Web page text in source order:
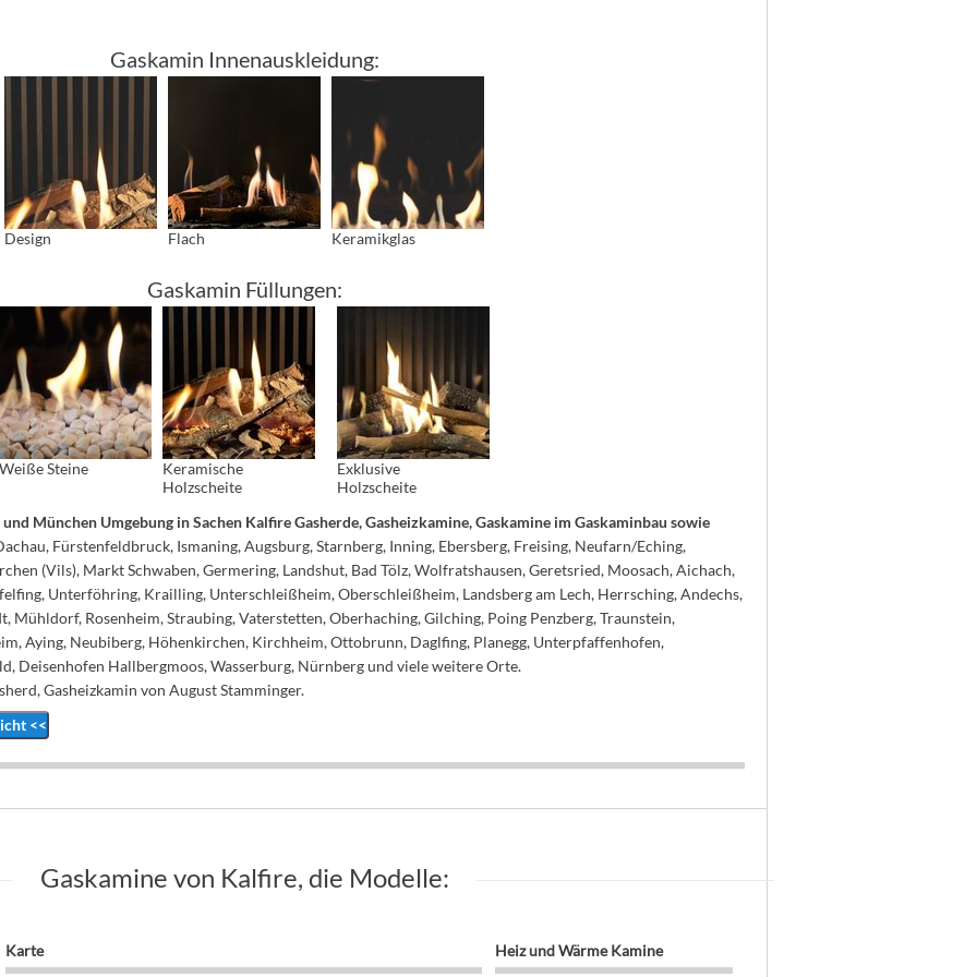
Gaskamin Innenauskleidung:
Design Flach Keramikglas
Gaskamin Füllungen:
Weiße Steine
Keramische
Holzscheite
Exklusive
Holzscheite
München Umgebung in Sachen Kalfire Gasherde, Gasheizkamine, Gaskamine im Gaskaminbau sowie
Fürstenfeldbruck, Ismaning, Augsburg, Starnberg, Inning, Ebersberg, Freising, Neufarn/Eching,
(Vils), Markt Schwaben, Germering, Landshut, Bad Tölz, Wolfratshausen, Geretsried, Moosach, Aichach,
Unterföhring, Krailling, Unterschleißheim, Oberschleißheim, Landsberg am Lech, Herrsching, Andechs,
Rosenheim, Straubing, Vaterstetten, Oberhaching, Gilching, Poing Penzberg, Traunstein,
Aying, Neubiberg, Höhenkirchen, Kirchheim, Ottobrunn, Daglfing, Planegg, Unterpfaffenhofen,
Deisenhofen Hallbergmoos, Wasserburg, Nürnberg und viele weitere Orte.
Gasheizkamin von August Stamminger.
<<
Gaskamine von Kalfire, die Modelle:
Karte Heiz und Wärme Kamine